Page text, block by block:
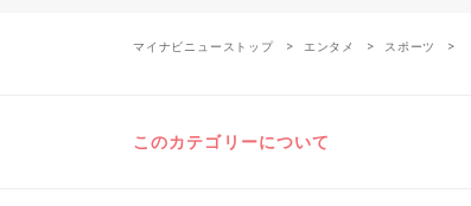
マイナビニューストップ エンタメ スポーツ
このカテゴリーについて